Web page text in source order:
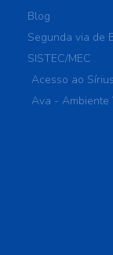
Blog
Segunda via de
SISTEC/MEC
Acesso ao Sírius
Ava - Ambiente